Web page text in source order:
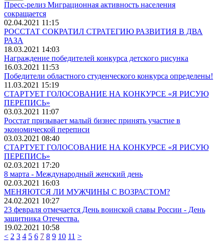
Пресс-релиз Миграционная активность населения
сокращается
02.04.2021 11:15
РОССТАТ СОКРАТИЛ СТРАТЕГИЮ РАЗВИТИЯ В ДВА
РАЗА
18.03.2021 14:03
Награждение победителей конкурса детского рисунка
16.03.2021 11:53
Победители областного студенческого конкурса определены!
11.03.2021 15:19
СТАРТУЕТ ГОЛОСОВАНИЕ НА КОНКУРСЕ «Я РИСУЮ
ПЕРЕПИСЬ»
03.03.2021 11:07
Росстат призывает малый бизнес принять участие в
экономической переписи
03.03.2021 08:40
СТАРТУЕТ ГОЛОСОВАНИЕ НА КОНКУРСЕ «Я РИСУЮ
ПЕРЕПИСЬ»
02.03.2021 17:20
8 марта - Международный женский день
02.03.2021 16:03
МЕНЯЮТСЯ ЛИ МУЖЧИНЫ С ВОЗРАСТОМ?
24.02.2021 10:27
23 февраля отмечается День воинской славы России - День
защитника Отечества.
19.02.2021 10:58
< 2 3 4 5 6 7 8 9 10 11 >